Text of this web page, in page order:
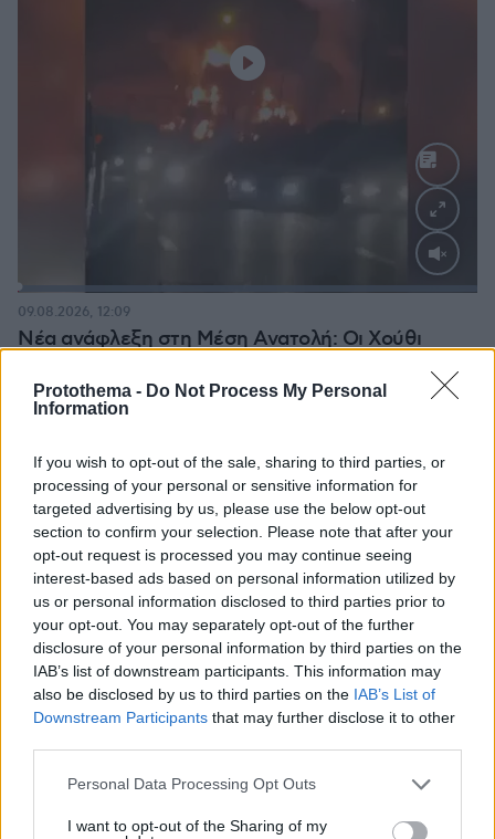
Protothema - Do Not Process My Personal
Information
If you wish to opt-out of the sale, sharing to third parties, or
processing of your personal or sensitive information for
targeted advertising by us, please use the below opt-out
section to confirm your selection. Please note that after your
opt-out request is processed you may continue seeing
interest-based ads based on personal information utilized by
us or personal information disclosed to third parties prior to
your opt-out. You may separately opt-out of the further
disclosure of your personal information by third parties on the
IAB’s list of downstream participants. This information may
also be disclosed by us to third parties on the IAB’s List of
Downstream Participants that may further disclose it to other
Please note that this website/app uses one or more Google
not limited to your visit or usage behaviour. You may click to
Personal Data Processing Opt Outs
I want to opt-out of the Sharing of my
Νέα ανάφλεξη στη Μέση Ανατολή: Οι Χούθι
πιο σκληρούς όρους για τα Στενά του Ορμούζ
09.08.2026, 12:09